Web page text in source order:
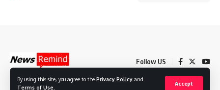
By using this site, you agree to the Privacy Policy and
Terms of Use
Accept
Follow US